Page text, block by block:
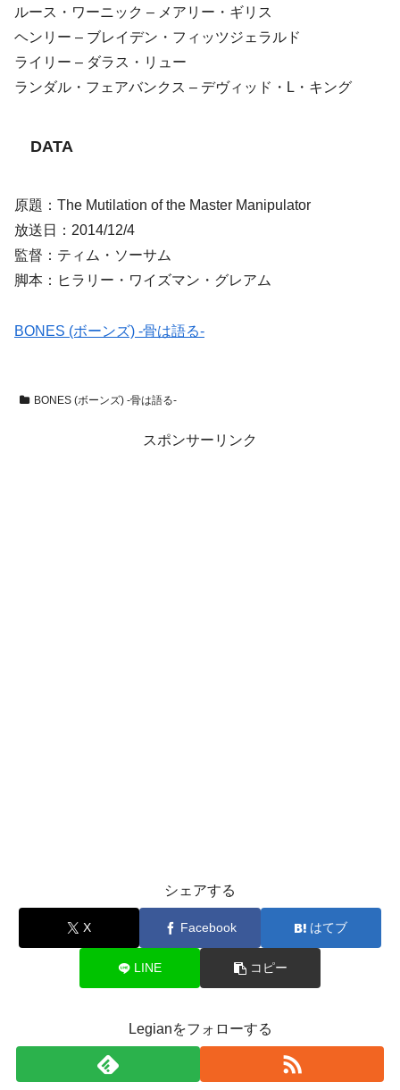
ルース・ワーニック – メアリー・ギリス
ヘンリー – ブレイデン・フィッツジェラルド
ライリー – ダラス・リュー
ランダル・フェアバンクス – デヴィッド・L・キング
DATA
原題：The Mutilation of the Master Manipulator
放送日：2014/12/4
監督：ティム・ソーサム
脚本：ヒラリー・ワイズマン・グレアム
BONES (ボーンズ) -骨は語る-
BONES (ボーンズ) -骨は語る-
スポンサーリンク
シェアする
X Facebook はてブ
LINE コピー
Legianをフォローする